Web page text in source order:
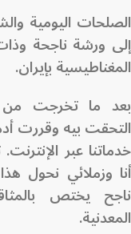
الصلحات اليومية
إلى ورشة ناجحة
المغناطيسية بإيران.
بعد ما تخرجت من
التحقت بيه وقررت
خدماتنا عبر
أنا وزملائي نحول
ناجح يختص
المعدنية.